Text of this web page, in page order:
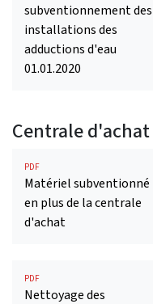
subventionnement des
installations des
adductions d'eau
01.01.2020
Centrale d'achat
PDF
Matériel subventionné
en plus de la centrale
d'achat
PDF
Nettoyage des